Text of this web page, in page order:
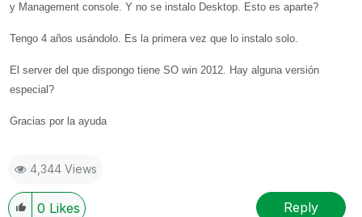
y Management console. Y no se instalo Desktop. Esto es aparte?
Tengo 4 años usándolo. Es la primera vez que lo instalo solo.
El server del que dispongo tiene SO win 2012. Hay alguna versión
especial?
Gracias por la ayuda
4,344 Views
0 Likes Reply